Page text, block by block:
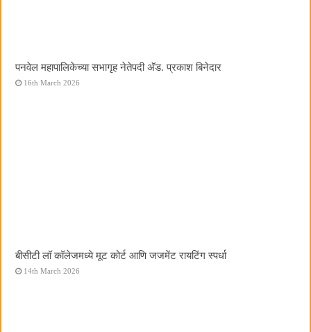
पनवेल महापालिकेच्या सभागृह नेतेपदी अ‍ॅड. प्रकाश बिनेदार
16th March 2026
बीसीटी लॉ कॉलेजमध्ये मूट कोर्ट आणि जजमेंट रायटिंग स्पर्धा
14th March 2026